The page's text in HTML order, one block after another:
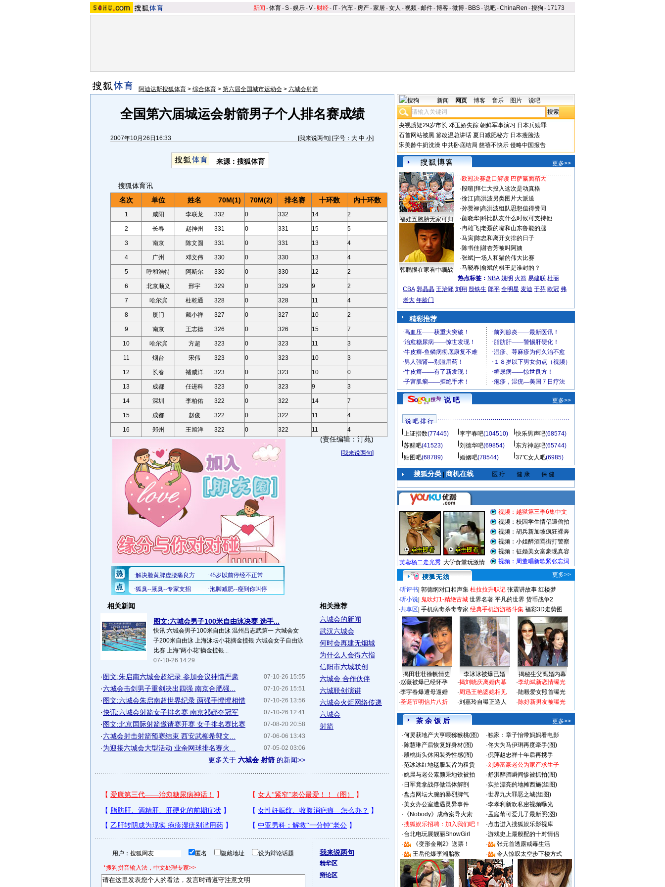
新闻 -体育-S-娱乐-V- 财经- IT-汽车- 房产-家居-女人 -视频-邮件-博客-微博- BBS-说吧-ChinaRen -搜狗 - 17173
阿迪达斯搜狐体育 > 综合体育 > 第六届全国城市运动会 > 六城会射箭
全国第六届城运会射箭男子个人排名赛成绩
2007年10月26日16:33 [我来说两句] [字号： 大 中 小]
来源：搜狐体育
搜狐体育讯
名次
单位 姓名 70M(1) 70M(2) 排名赛 十环数 内十环数
1 咸阳 李联龙 332 0 332 14 2
2 长春 赵神州 331 0 331 15 5
3 南京 陈文圆 331 0 331 13 4
4 广州 邓文伟 330 0 330 13 4
5 呼和浩特 阿斯尔 330 0 330 12 2
6 北京顺义 邢宇 329 0 329 9 2
7 哈尔滨 杜乾通 328 0 328 11 4
8 厦门 戴小祥 327 0 327 10 2
9 南京 王志德 326 0 326 15 7
10 哈尔滨 方超 323 0 323 11 3
11 烟台 宋伟 323 0 323 10 3
12 长春 褚威洋 323 0 323 10 0
13 成都 任进科 323 0 323 9 3
14 深圳 李柏佑 322 0 322 14 7
15 成都 赵俊 322 0 322 11 4
16 郑州 王旭洋 322 0 322 11 4
(责任编辑：汀苑)
[我来说两句]
相关新闻
图文:六城会男子100米自由泳决赛 选手...
快讯:六城会男子100米自由泳 温州吕志武第一 六城会女
子200米自由泳 上海泳坛小花摘金揽银 六城会女子自由泳
比赛 上海"两小花"摘金揽银...
07-10-26 14:29
07-10-26 15:55
·图文:朱启南六城会超纪录 参加会议神情严肃
07-10-26 15:51
·六城会击剑男子重剑决出四强 南京合肥强...
07-10-26 13:56
·图文:六城会朱启南超世界纪录 两强手惺惺相惜
07-10-26 12:41
·快讯:六城会射箭女子排名赛 南京祁娜夺冠军
07-08-20 20:58
·图文:北京国际射箭邀请赛开赛 女子排名赛比赛
07-06-06 13:43
·六城会射击射箭预赛结束 西安武柳希郭文...
07-05-02 03:06
·为迎接六城会大型活动 业余网球排名赛火...
更多关于 六城会 射箭 的新闻>>
相关推荐
六城会的新闻
武汉六城会
何时会再建无烟城
为什么人会得六指
信阳市六城联创
六城会 合作伙伴
六城联创演讲
六城会火炬网络传递
六城会
射箭
用户： 匿名 隐藏地址 设为辩论话题
*搜狗拼音输入法，中文处理专家>>
我来说两句
精华区
辩论区
新闻 网页 博客 音乐 图片 说吧
央视质疑29岁市长 邓玉娇失踪 朝鲜军事演习 日本兵赎罪
石首网站被黑 篡改温总讲话 夏日减肥秘方 日本瘦脸法
宋美龄牛奶洗澡 中共卧底结局 慈禧不快乐 侵略中国报告
更多>>
福娃五胞胎无家可归
韩鹏恨在家看中缅战
·欧冠决赛盘口解读 巴萨赢面稍大
·段暄 拜仁大投入这次是动真格
·徐江| 高洪波另类图片大派送
·孙贤禄| 高洪波组队思想值得赞同
·颜晓华| 科比队友什么时候可支持他
·冉雄飞| 老聂的嘴和山东鲁能的腿
·马寅| 陈忠和离开女排的日子
·陈书佳| 谢杏芳被叫阿姨
·张斌| 一场人和猫的伟大比赛
·马晓春| 俞斌的棋王是谁封的？
热点标签： NBA 姚明 火箭 易建联 杜丽
CBA 郭晶晶 王治郅 刘翔 殷铁生 郎平 全明星 麦迪 于芬 欧冠 弗
老大 年龄门
精彩推荐
说 吧 更多>>
说 吧 排 行
上证指数(77445) 李宇春吧(104510) 快乐男声吧(68574)
苏醒吧(41523) 刘德华吧(69854) 东方神起吧(65744)
贴图吧(68789) 婚姻吧(78544) 37℃女人吧(6985)
搜狐分类| 商机在线 医 疗 健 康 保 健
芙蓉杨二走光秀 大学食堂玩激情
视频：越狱第三季6集中文
视频：校园学生情侣遭偷拍
视频：胡兵新加坡疯狂裸奔
视频：小姐醉酒骂街打警察
视频：征婚美女富豪现真容
视频：周董唱新歌紧张忘词
更多>>
·听评书 郭德纲对口相声集 杜拉拉升职记 张震讲故事 红楼梦
·听小说 鬼吹灯1-精绝古城 世界名著 平凡的世界 货币战争2
·共享区 手机病毒杀毒专家 经典手机游游格斗集 福彩3D走势图
揭田壮壮徐帆情史 李冰冰被爆已婚
揭秘生父离婚内幕
·赵薇被爆已经怀孕
·李宇春爆遭母逼婚
·圣诞节明信片八折
·揭刘晓庆离婚内幕
·周迅王艳婆媳相见
·刘嘉玲自曝正造人
·李幼斌新恋情曝光
·陆毅爱女照首曝光
·陈好新男友被曝光
茶 余 饭 后
更多>>
·何炅获地产大亨喂猕猴桃(图) ·独家：章子怡带妈妈看电影
·陈慧琳产后恢复好身材(图) ·佟大为马伊琍再度牵手(图)
·殷桃街头休闲装秀性感(图) ·倪萍赵忠祥十年后再携手
·范冰冰红地毯服装皆为租赁 ·刘涛富豪老公为家产求生子
·姚晨与老公素颜乘地铁被拍 ·舒淇醉酒瞬间惨被抓拍(图)
· 日军竟拿战俘做活体解剖 ·实拍漂亮的地摊西施(组图)
·盘点网坛大腕的暴烈脾气 ·世界九大罪恶之城(组图)
·美女办公室遭遇灵异事件 ·李孝利新欢私密视频曝光
· 《Nobody》成命案导火索 ·孟庭苇可爱儿子最新照(图)
·搜狐娱乐招聘：加入我们吧！ ·点击进入搜狐娱乐影视库
·台北电玩展靓丽ShowGirl ·游戏史上最般配的十对情侣
·
《变形金刚2》送票！ ·
张元首透露戒毒生活
·
王岳伦爆李湘胎教 · 令人惊叹太空步下楼方式